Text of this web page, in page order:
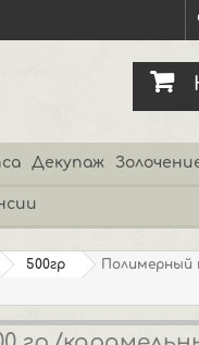
Декупаж
500гр
Полимерный